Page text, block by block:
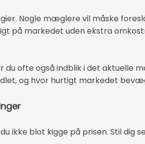
Nogle mæglere vil måske
på markedet uden ekstra
ofte også indblik i det aktuelle
og hvor hurtigt markedet
ikke blot kigge på prisen. Stil dig